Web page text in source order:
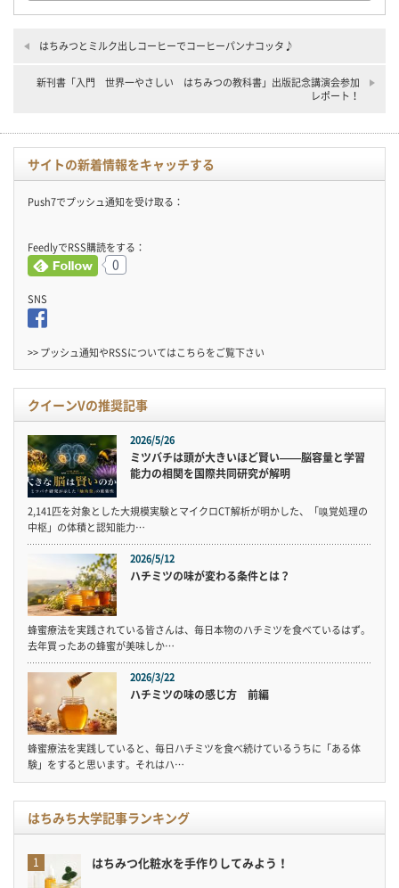
はちみつとミルク出しコーヒーでコーヒーパンナコッタ♪
新刊書「入門 世界一やさしい はちみつの教科書」出版記念講演会参加
レポート！
サイトの新着情報をキャッチする
Push7でプッシュ通知を受け取る：
FeedlyでRSS購読をする：
0
SNS
>> プッシュ通知やRSSについてはこちらをご覧下さい
クイーンVの推奨記事
2026/5/26
ミツバチは頭が大きいほど賢い——脳容量と学習
能力の相関を国際共同研究が解明
2,141匹を対象とした大規模実験とマイクロCT解析が明かした、「嗅覚処理の
中枢」の体積と認知能力…
2026/5/12
ハチミツの味が変わる条件とは？
蜂蜜療法を実践されている皆さんは、毎日本物のハチミツを食べているはず。
去年買ったあの蜂蜜が美味しか…
2026/3/22
ハチミツの味の感じ方 前編
蜂蜜療法を実践していると、毎日ハチミツを食べ続けているうちに「ある体
験」をすると思います。それはハ…
はちみち大学記事ランキング
はちみつ化粧水を手作りしてみよう！